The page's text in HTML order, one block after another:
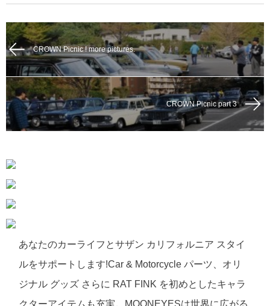
CROWN Picnic ! more pictures.
CROWN Picnic part 3
あなたのカーライフとサザン カリフォルニア スタイ
ルをサポートします!Car & Motorcycle パーツ、オリ
ジナル グッズ さらに RAT FINK を初めとしたキャラ